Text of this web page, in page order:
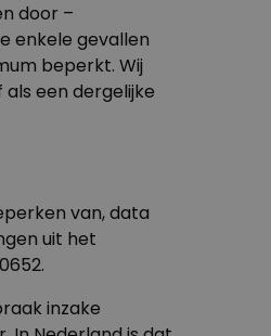
door –
enkele gevallen
beperkt. Wij
een dergelijke
van, data
uit het
inzake